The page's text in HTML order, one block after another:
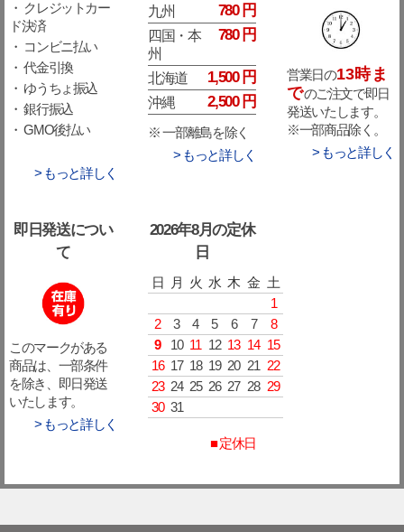
・ クレジットカー
ド決済
・ コンビニ払い
・ 代金引換
・ ゆうちょ振込
・ 銀行振込
・ GMO後払い
> もっと詳しく
九州 780 円
四国・本
州
780 円
北海道 1,500 円
沖縄 2,500 円
※ 一部離島を除く
> もっと詳しく
営業日の13時ま
でのご注文で即日
発送いたします。
※一部商品除く。
> もっと詳しく
即日発送につい
て
このマークがある
商品は、一部条件
を除き、即日発送
いたします。
> もっと詳しく
2026年8月の定休
日
日 月 火 水 木 金 土
1
2
3 4 5 6 7
8
9
10 11 12 13 14 15
16 17 18 19 20 21 22
23 24 25 26 27 28 29
30 31
■ 定休日